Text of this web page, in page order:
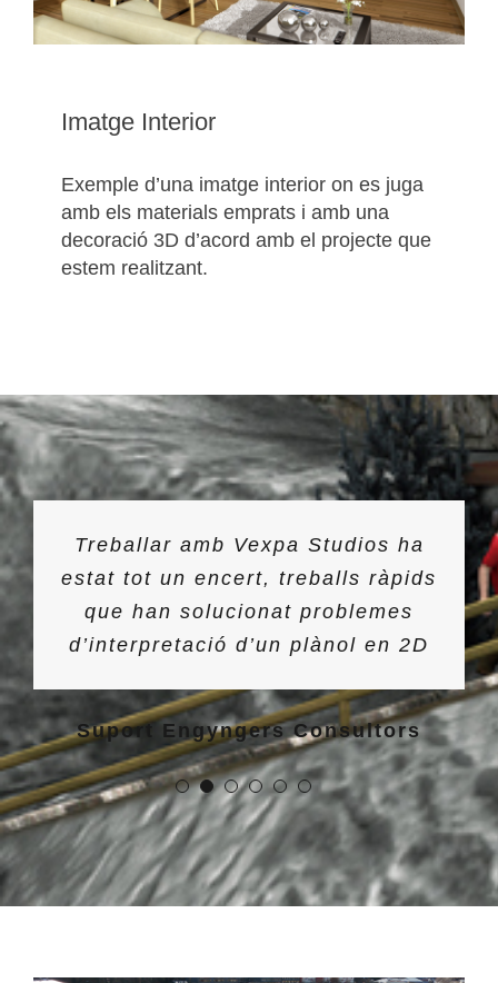
Imatge Interior
Exemple d’una imatge interior on es juga
amb els materials emprats i amb una
decoració 3D d’acord amb el projecte que
estem realitzant.
Treballar amb Vexpa Studios ha
estat tot un encert, treballs ràpids
que han solucionat problemes
d’interpretació d’un plànol en 2D
Suport Engyngers Consultors